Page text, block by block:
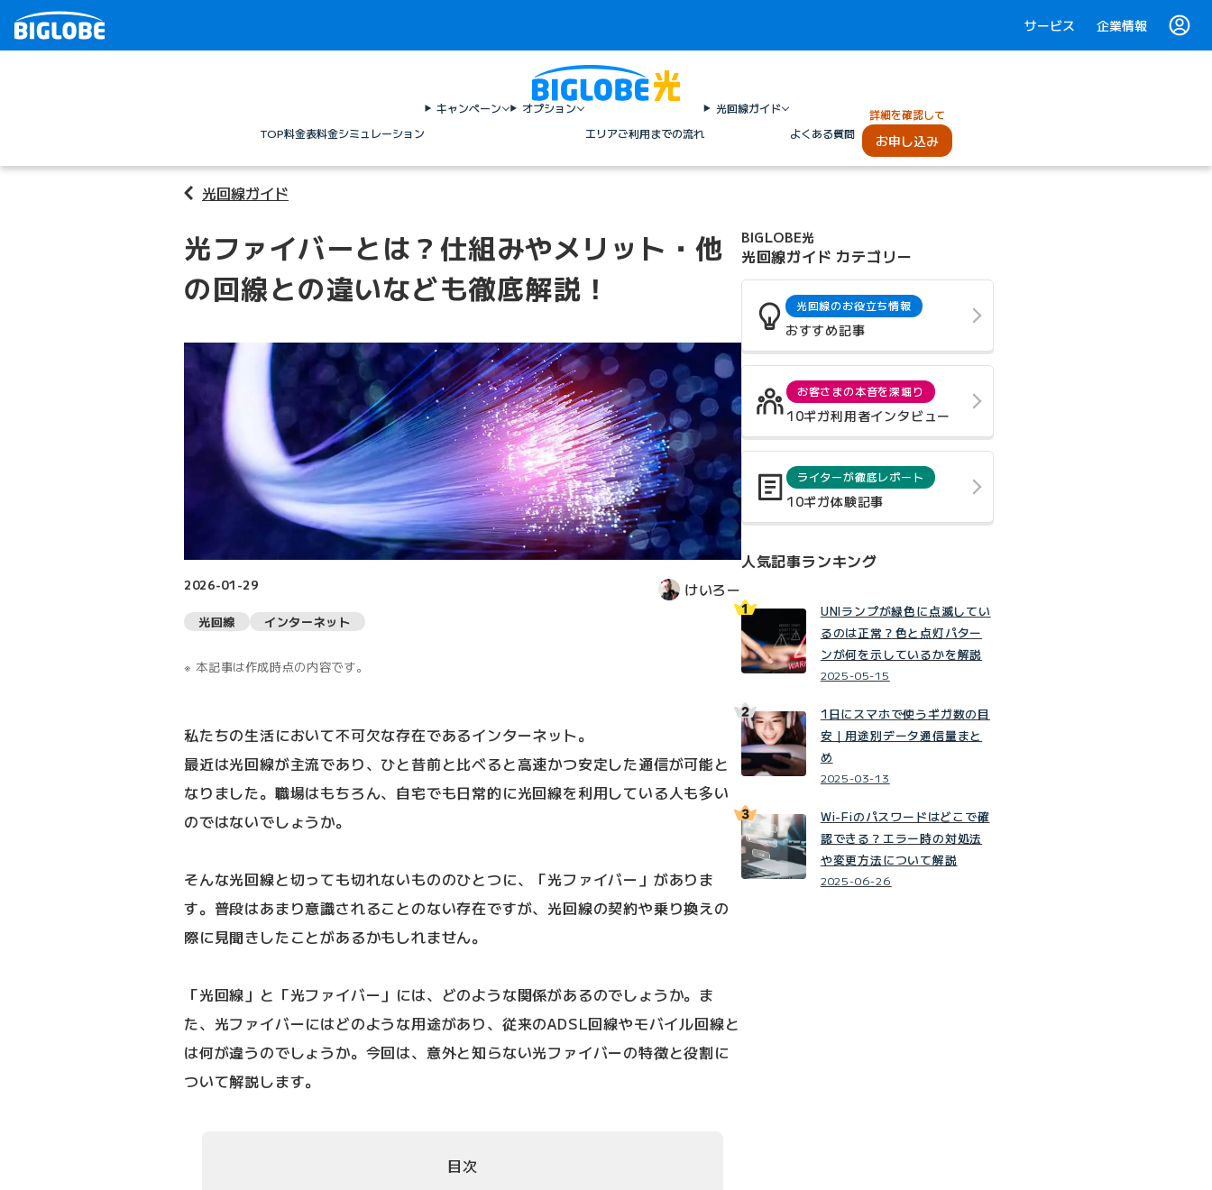
サービス 企業情報
TOP料金表料金シミュレーション
キャンペーン
オプション
エリアご利用までの流れ
光回線ガイド
よくある質問
詳細を確認して
お申し込み
光回線ガイド
光ファイバーとは？仕組みやメリット・他
の回線との違いなども徹底解説！
2026-01-29 けいろー
光回線 インターネット
本記事は作成時点の内容です。
私たちの生活において不可欠な存在であるインターネット。
最近は光回線が主流であり、ひと昔前と比べると高速かつ安定した通信が可能と
なりました。職場はもちろん、自宅でも日常的に光回線を利用している人も多い
のではないでしょうか。
そんな光回線と切っても切れないもののひとつに、「光ファイバー」がありま
す。普段はあまり意識されることのない存在ですが、光回線の契約や乗り換えの
際に見聞きしたことがあるかもしれません。
「光回線」と「光ファイバー」には、どのような関係があるのでしょうか。ま
た、光ファイバーにはどのような用途があり、従来のADSL回線やモバイル回線と
は何が違うのでしょうか。今回は、意外と知らない光ファイバーの特徴と役割に
ついて解説します。
目次
BIGLOBE光
光回線ガイド カテゴリー
光回線のお役立ち情報
おすすめ記事
お客さまの本音を深堀り
10ギガ利用者インタビュー
ライターが徹底レポート
10ギガ体験記事
人気記事ランキング
UNIランプが緑色に点滅してい
るのは正常？色と点灯パター
ンが何を示しているかを解説
2025-05-15
1日にスマホで使うギガ数の目
安｜用途別データ通信量まと
め
2025-03-13
Wi-Fiのパスワードはどこで確
認できる？エラー時の対処法
や変更方法について解説
2025-06-26